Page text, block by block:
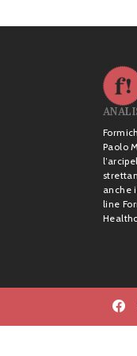
Paolo
anche
line